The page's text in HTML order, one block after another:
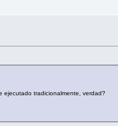
ejecutado tradicionalmente, verdad?